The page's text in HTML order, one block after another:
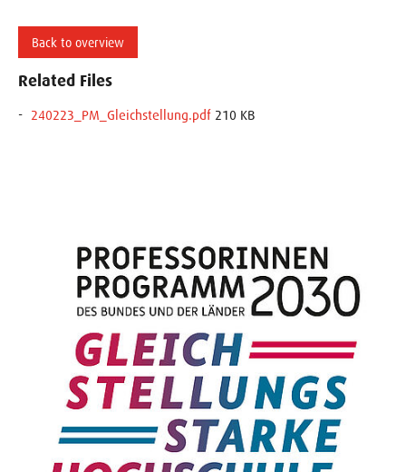
Back to overview
Related Files
240223_PM_Gleichstellung.pdf 210 KB